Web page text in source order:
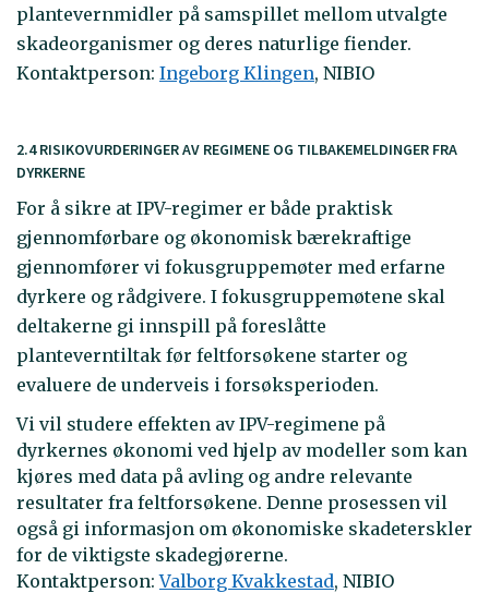
plantevernmidler på samspillet mellom utvalgte
skadeorganismer og deres naturlige fiender.
Kontaktperson: Ingeborg Klingen, NIBIO
2.4 RISIKOVURDERINGER AV REGIMENE OG TILBAKEMELDINGER FRA
DYRKERNE
For å sikre at IPV-regimer er både praktisk
gjennomførbare og økonomisk bærekraftige
gjennomfører vi fokusgruppemøter med erfarne
dyrkere og rådgivere. I fokusgruppemøtene skal
deltakerne gi innspill på foreslåtte
planteverntiltak før feltforsøkene starter og
evaluere de underveis i forsøksperioden.
Vi vil studere effekten av IPV-regimene på
dyrkernes økonomi ved hjelp av modeller som kan
kjøres med data på avling og andre relevante
resultater fra feltforsøkene. Denne prosessen vil
også gi informasjon om økonomiske skadeterskler
for de viktigste skadegjørerne.
Kontaktperson:Valborg Kvakkestad, NIBIO